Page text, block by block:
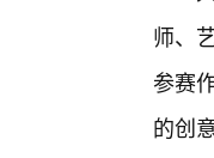
师、
参赛
的创